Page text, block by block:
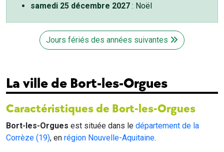
samedi 25 décembre 2027 : Noël
Jours fériés des années suivantes
La ville de Bort-les-Orgues
Caractéristiques de Bort-les-Orgues
Bort-les-Orgues est située dans le département de la
Corrèze (19), en région Nouvelle-Aquitaine.